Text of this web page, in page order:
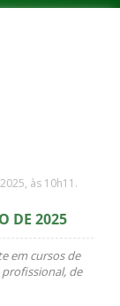
às 10h11.
DE 2025
em cursos de
de